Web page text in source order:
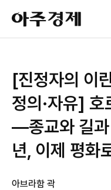
아
주
경
[진정자의 이
정의·자유] 호
—종교와 길과
년, 이제 평화
아브라함 곽